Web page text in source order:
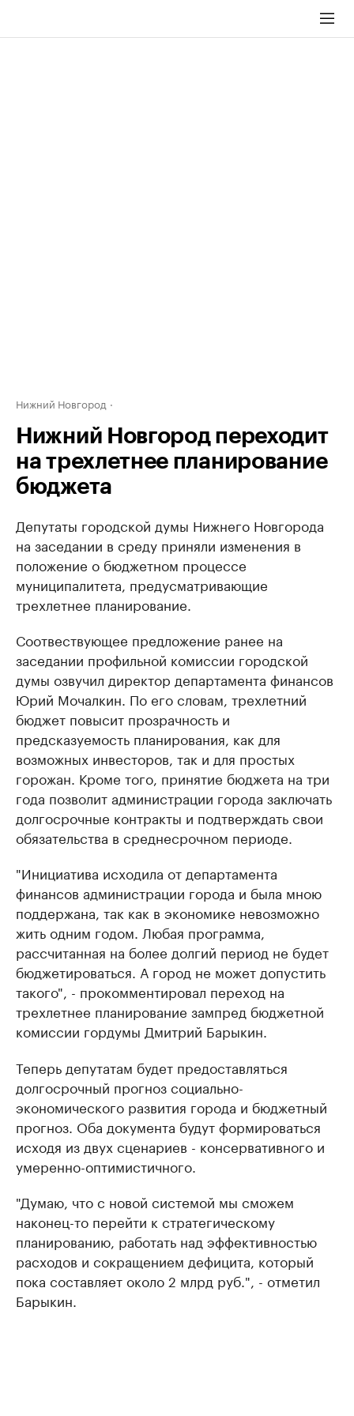
Нижний Новгород
Нижний Новгород переходит
на трехлетнее планирование
бюджета
Депутаты городской думы Нижнего Новгорода
на заседании в среду приняли изменения в
положение о бюджетном процессе
муниципалитета, предусматривающие
трехлетнее планирование.
Соотвествующее предложение ранее на
заседании профильной комиссии городской
думы озвучил директор департамента финансов
Юрий Мочалкин. По его словам, трехлетний
бюджет повысит прозрачность и
предсказуемость планирования, как для
возможных инвесторов, так и для простых
горожан. Кроме того, принятие бюджета на три
года позволит администрации города заключать
долгосрочные контракты и подтверждать свои
обязательства в среднесрочном периоде.
"Инициатива исходила от департамента
финансов администрации города и была мною
поддержана, так как в экономике невозможно
жить одним годом. Любая программа,
рассчитанная на более долгий период не будет
бюджетироваться. А город не может допустить
такого", - прокомментировал переход на
трехлетнее планирование зампред бюджетной
комиссии гордумы Дмитрий Барыкин.
Теперь депутатам будет предоставляться
долгосрочный прогноз социально-
экономического развития города и бюджетный
прогноз. Оба документа будут формироваться
исходя из двух сценариев - консервативного и
умеренно-оптимистичного.
"Думаю, что с новой системой мы сможем
наконец-то перейти к стратегическому
планированию, работать над эффективностью
расходов и сокращением дефицита, который
пока составляет около 2 млрд руб.", - отметил
Барыкин.